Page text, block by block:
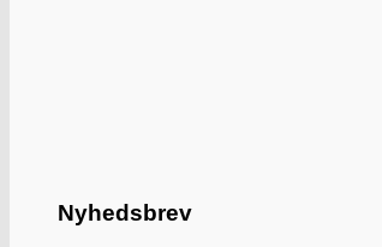
Nyhedsbrev